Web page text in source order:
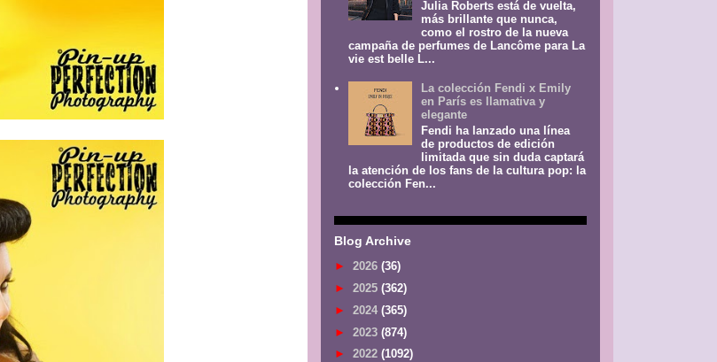
Julia Roberts está de vuelta,
más brillante que nunca,
como el rostro de la nueva
campaña de perfumes de Lancôme para La
vie est belle L...
La colección Fendi x Emily
en París es llamativa y
elegante
Fendi ha lanzado una línea
de productos de edición
limitada que sin duda captará
la atención de los fans de la cultura pop: la
colección Fen...
Blog Archive
► 2026 (36)
► 2025 (362)
► 2024 (365)
► 2023 (874)
► 2022 (1092)